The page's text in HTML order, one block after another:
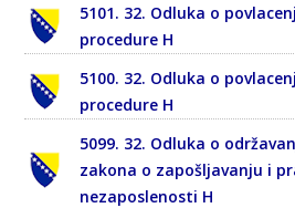
5101. 32. Odluka o
procedure H
5100. 32. Odluka o
procedure H
5099. 32. Odluka o
zakona o zapošljavanju i
nezaposlenosti H